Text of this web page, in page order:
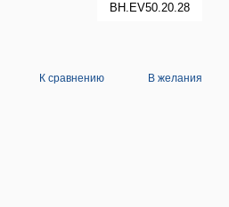
BH.EV50.20.28
К сравнению В желания